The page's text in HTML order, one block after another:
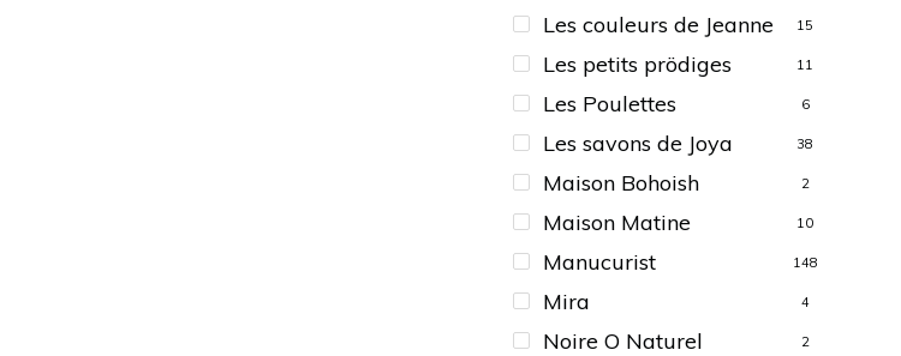
Les couleurs de Jeanne 15
Les petits prödiges 11
Les Poulettes 6
Les savons de Joya 38
Maison Bohoish 2
Maison Matine 10
Manucurist 148
Mira 4
Noire O Naturel 2